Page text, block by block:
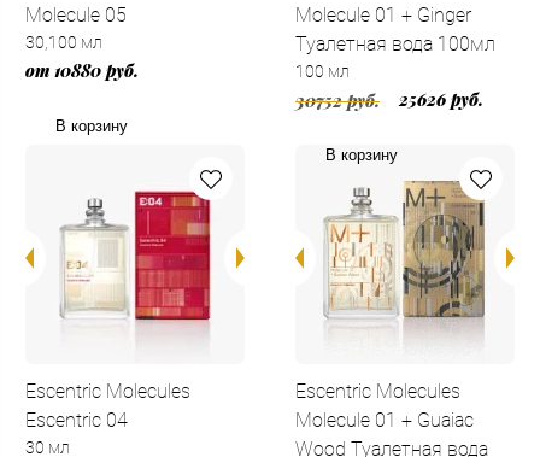
Molecule 05
30,100 мл
от 10880 руб.
В корзину
Molecule 01 + Ginger
Туалетная вода 100мл
100 мл
30752 руб. 25626 руб.
В корзину
Escentric Molecules
Escentric 04
30 мл
Escentric Molecules
Molecule 01 + Guaiac
Wood Туалетная вода